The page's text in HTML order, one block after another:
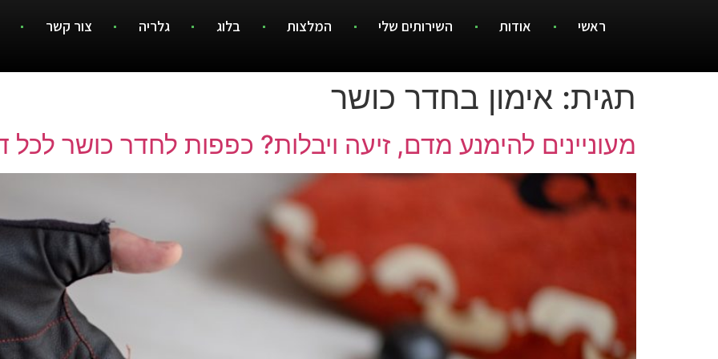
ראשי אודות השירותים שלי המלצות בלוג גלריה צור קשר
תגית: אימון בחדר כושר
מעוניינים להימנע מדם, זיעה ויבלות? כפפות לחדר כושר לכל